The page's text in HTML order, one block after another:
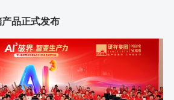
品正式发布